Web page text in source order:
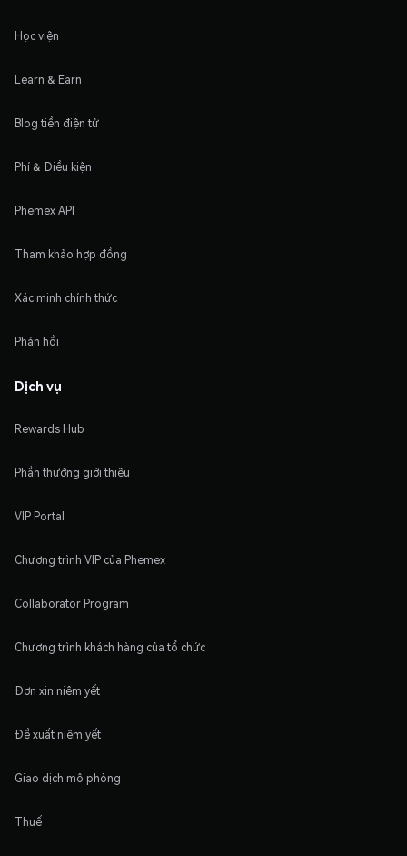
Học viện
Learn & Earn
Blog tiền điện tử
Phí & Điều kiện
Phemex API
Tham khảo hợp đồng
Xác minh chính thức
Phản hồi
Dịch vụ
Rewards Hub
Phần thưởng giới thiệu
VIP Portal
Chương trình VIP của Phemex
Collaborator Program
Chương trình khách hàng của tổ chức
Đơn xin niêm yết
Đề xuất niêm yết
Giao dịch mô phỏng
Thuế